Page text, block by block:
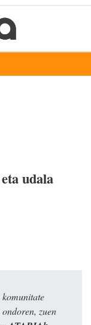
udala
zuen